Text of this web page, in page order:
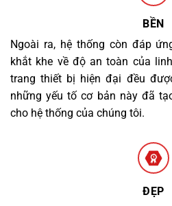
BỀN
Ngoài ra, hệ thống còn đáp
khắt khe về độ an toàn của
trang thiết bị hiện đại đều
những yếu tố cơ bản này đã
cho hệ thống của chúng tôi.
ĐẸP